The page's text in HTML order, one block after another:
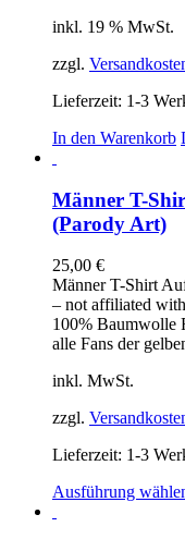
inkl. 19 % MwSt.
zzgl.
Lieferzeit: 1-3
In den Warenkorb
Männer T-
(Parody Art)
25,00 €
Männer T-Shirt
– not affiliated
100% Baumwolle
alle Fans der
inkl. MwSt.
zzgl.
Lieferzeit: 1-3
Ausführung